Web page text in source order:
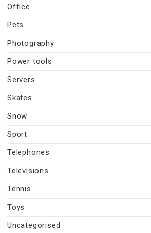
Office
Pets
Photography
Power tools
Servers
Skates
Snow
Sport
Telephones
Televisions
Tennis
Toys
Uncategorised